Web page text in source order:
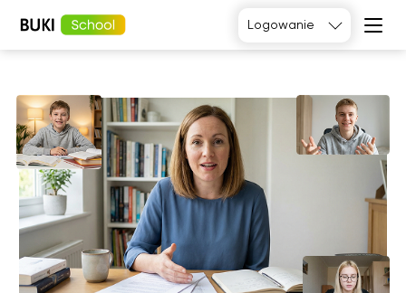
Matematyka
Fizyka
Język polski
Chemia
Biologia
francuski
niemiecki
Język
hiszpański
Logowanie
Tak, poproszę